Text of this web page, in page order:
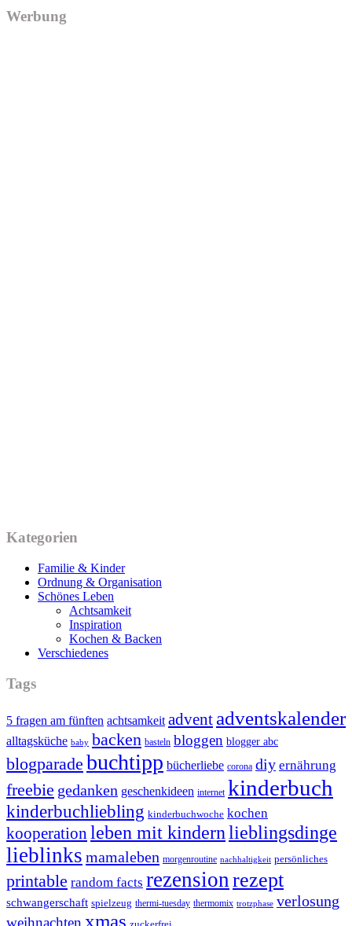
Werbung
Kategorien
Familie & Kinder
Ordnung & Organisation
Schönes Leben
Achtsamkeit
Inspiration
Kochen & Backen
Verschiedenes
Tags
5 fragen am fünften achtsamkeit advent adventskalender
alltagsküche baby backen basteln bloggen blogger abc
blogparade buchtipp bücherliebe corona diy ernährung
freebie gedanken geschenkideen internet kinderbuch
kinderbuchliebling kinderbuchwoche kochen
kooperation leben mit kindernlieblingsdinge
lieblinks mamaleben morgenroutine nachhaltigkeit persönliches
printable random facts rezensionrezept
schwangerschaft spielzeug thermi-tuesday thermomix trotzphase verlosung
xmas